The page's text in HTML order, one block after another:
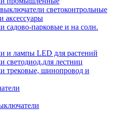
светоконтрольные
аксессуары
садово-парковые и на солн.
и лампы LED для растений
светодиод.для лестниц
трековые, шинопровод и